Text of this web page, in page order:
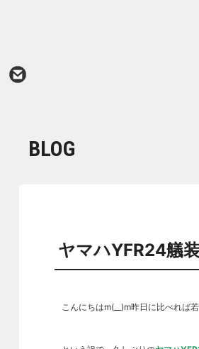
BLOG
ヤマハYFR24艤
こんにちはm(__)m昨日に比べれば